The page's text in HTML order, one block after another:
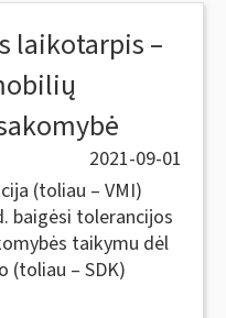
laikotarpis –
2021-09-01
(toliau – VMI)
baigėsi tolerancijos
taikymu dėl
(toliau – SDK)